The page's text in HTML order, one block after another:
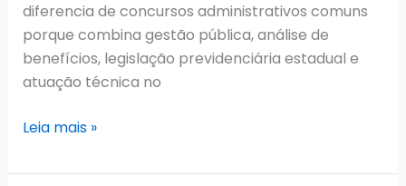
diferencia de concursos administrativos comuns
porque combina gestão pública, análise de
benefícios, legislação previdenciária estadual e
atuação técnica no
Concurso
AL
Leia mais »